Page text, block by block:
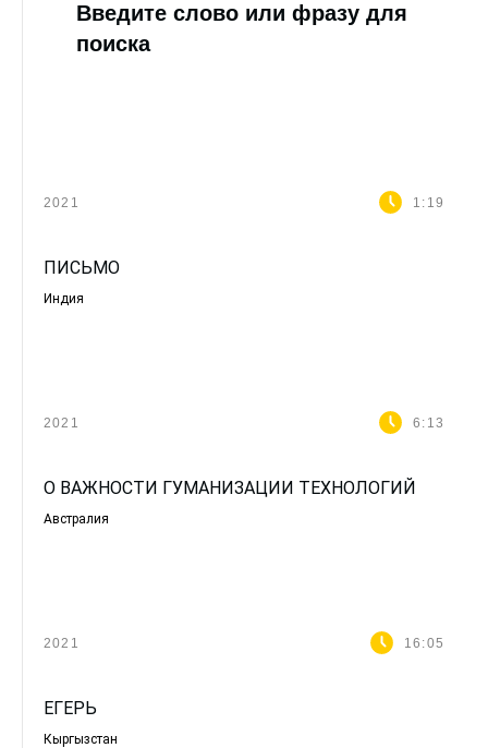
Введите слово или фразу для
поиска
2021 1:19
ПИСЬМО
Индия
2021 6:13
О ВАЖНОСТИ ГУМАНИЗАЦИИ ТЕХНОЛОГИЙ
Австралия
2021 16:05
ЕГЕРЬ
Кыргызстан